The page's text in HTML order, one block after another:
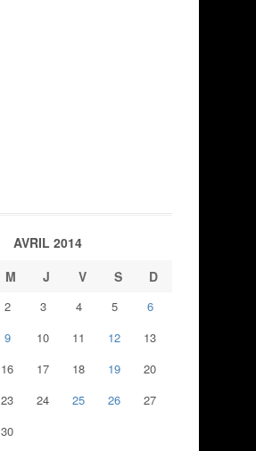
AVRIL 2014
M J V S D
2 3 4 5
6
9 10 11 12
13
16 17 18 19
20
23 24 25 26
27
30